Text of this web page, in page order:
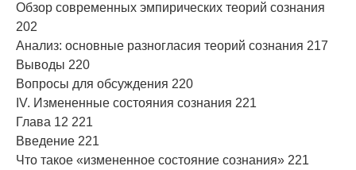
Обзор современных эмпирических теорий сознания
202
Анализ: основные разногласия теорий сознания 217
Выводы 220
Вопросы для обсуждения 220
IV. Измененные состояния сознания 221
Глава 12 221
Введение 221
Что такое «измененное состояние сознания» 221